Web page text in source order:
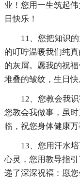
业！您用一生筑起
日快乐！
11、您把知识
的叮咛温暖我们纯
的灰屑。愿我的祝
堆叠的皱纹，生日快
12、您教会我
您教会我做事，虽
临，祝您身体健康万
13、您用汗水
心灵，您用教导指
递了深深祝福：愿您